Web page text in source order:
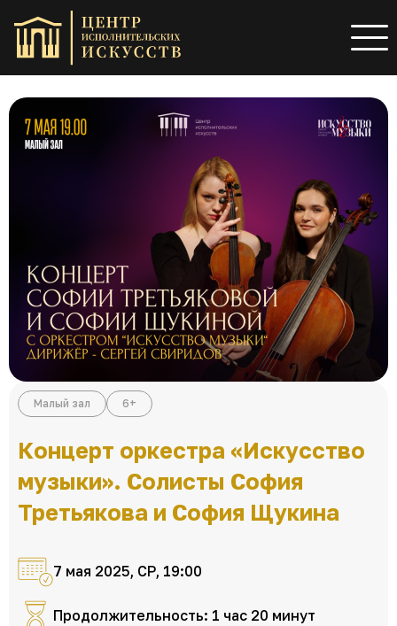
Малый зал 6+
Концерт оркестра «Искусство
музыки». Солисты София
Третьякова и София Щукина
7 мая 2025, СР, 19:00
Продолжительность: 1 час 20 минут